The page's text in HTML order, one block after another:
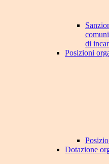
di
Posizioni
Dotazione